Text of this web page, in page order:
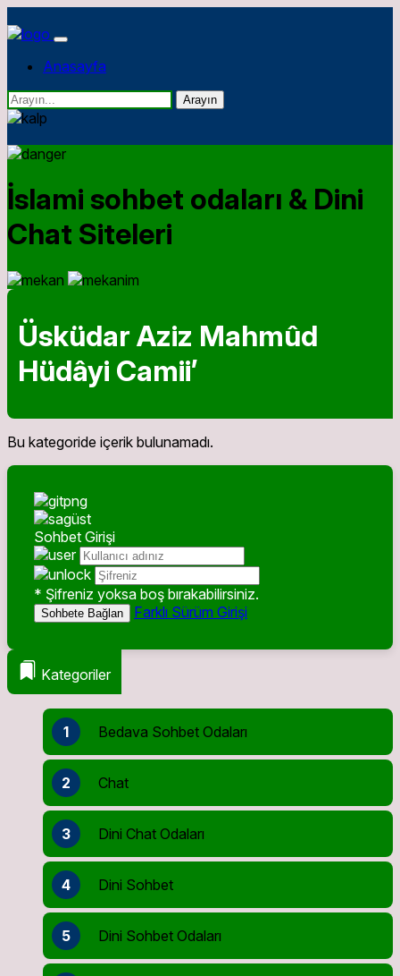
Anasayfa
Arayın
İslami sohbet odaları & Dini
Chat Siteleri
Üsküdar Aziz Mahmûd
Hüdâyi Camii’
Bu kategoride içerik bulunamadı.
Sohbet Girişi
* Şifreniz yoksa boş bırakabilirsiniz.
Sohbete Bağlan Farklı Sürüm Girişi
Kategoriler
1 Bedava Sohbet Odaları
2 Chat
3 Dini Chat Odaları
4 Dini Sohbet
5 Dini Sohbet Odaları